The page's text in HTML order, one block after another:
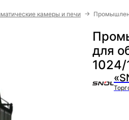
камеры и печи →
для